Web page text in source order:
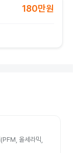
180만원
올세라믹,